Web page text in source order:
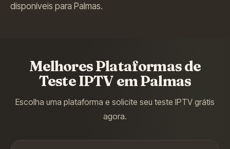
disponíveis para Palmas.
Melhores Plataformas de
Teste IPTV emPalmas
Escolha uma plataforma e solicite seu teste IPTV grátis
agora.